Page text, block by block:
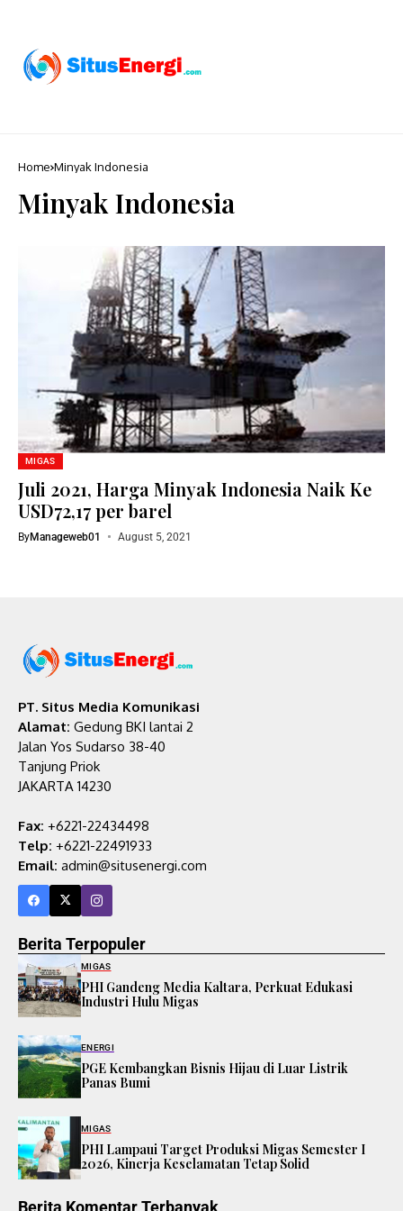
Home Minyak Indonesia
Minyak Indonesia
MIGAS
Juli 2021, Harga Minyak Indonesia Naik Ke
USD72,17 per barel
ByManageweb01 August 5, 2021
PT. Situs Media Komunikasi
Alamat: Gedung BKI lantai 2
Jalan Yos Sudarso 38-40
Tanjung Priok
JAKARTA 14230
Fax: +6221-22434498
Telp: +6221-22491933
Email: admin@situsenergi.com
Berita Terpopuler
MIGAS
PHI Gandeng Media Kaltara, Perkuat Edukasi
Industri Hulu Migas
ENERGI
PGE Kembangkan Bisnis Hijau di Luar Listrik
Panas Bumi
MIGAS
PHI Lampaui Target Produksi Migas Semester I
2026, Kinerja Keselamatan Tetap Solid
Berita Komentar Terbanyak